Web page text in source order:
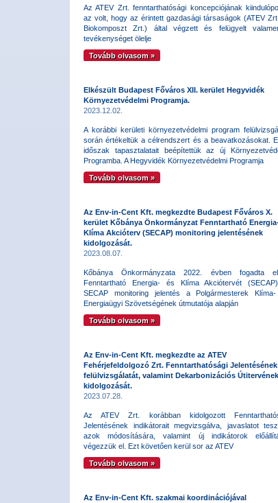
Az ATEV Zrt. fenntarthatósági koncepciójának
az volt, hogy az érintett gazdasági társaságok (ATEV
Biokomposzt Zrt.) által végzett és felügyelt
tevékenységet ölelje
Tovább olvasom »
Elkészült Budapest Főváros XII. kerület Hegyvidék
Környezetvédelmi Programja.
2023.12.02.
A korábbi kerületi környezetvédelmi program
során értékeltük a célrendszert és a beavatkozásokat.
időszak tapasztalatait beépítettük az új
Programba. A Hegyvidék Környezetvédelmi Programja
Tovább olvasom »
Az Env-in-Cent Kft. megkezdte Budapest Főváros X.
kerület Kőbánya Önkormányzat Fenntartható
Klíma Akcióterv (SECAP) monitoring jelentésének
kidolgozását.
2023.08.07.
Kőbánya Önkormányzata 2022. évben fogadta
Fenntartható Energia- és Klíma Akciótervét
SECAP monitoring jelentés a Polgármesterek
Energiaügyi Szövetségének útmutatója alapján
Tovább olvasom »
Az Env-in-Cent Kft. megkezdte az ATEV
Fehérjefeldolgozó Zrt. Fenntarthatósági Jelentésének
felülvizsgálatát, valamint Dekarbonizációs Útitervének
kidolgozását.
2023.07.28.
Az ATEV Zrt. korábban kidolgozott
Jelentésének indikátorait megvizsgálva, javaslatot
azok módosítására, valamint új indikátorok
végezzük el. Ezt követően kerül sor az ATEV
Tovább olvasom »
Az Env-in-Cent Kft. szakmai koordinációjával